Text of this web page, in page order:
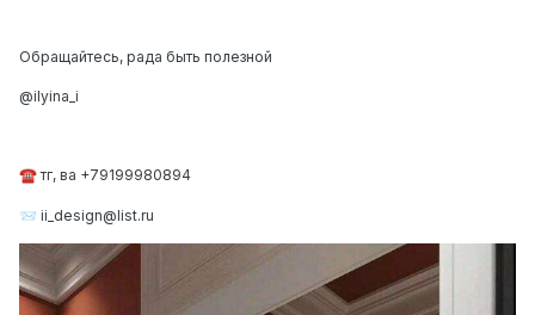
Обращайтесь, рада быть полезной
@ilyina_i
☎️тг, ва +79199980894
📨 ii_design@list.ru